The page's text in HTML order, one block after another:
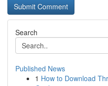
Search
Published News
1 How to Download